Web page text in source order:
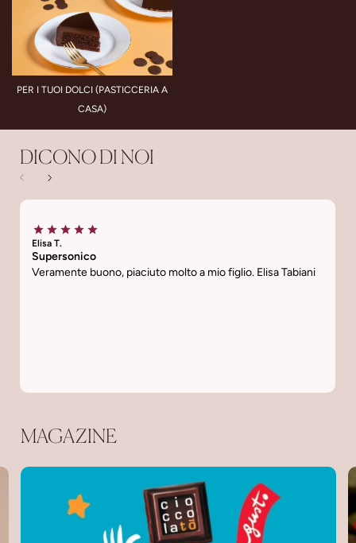
PER I TUOI DOLCI (PASTICCERIA A
CASA)
DICONO DI NOI
Elisa T.
Supersonico
Veramente buono, piaciuto molto a mio figlio. Elisa Tabiani
MAGAZINE